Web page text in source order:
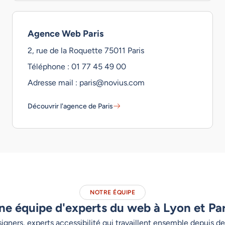
Agence Web Paris
2, rue de la Roquette 75011 Paris
Téléphone : 01 77 45 49 00
Adresse mail : paris@novius.com
Découvrir l'agence de Paris
NOTRE ÉQUIPE
équipe d'experts du web à Lyon et
experts accessibilité qui travaillent ensemble depuis